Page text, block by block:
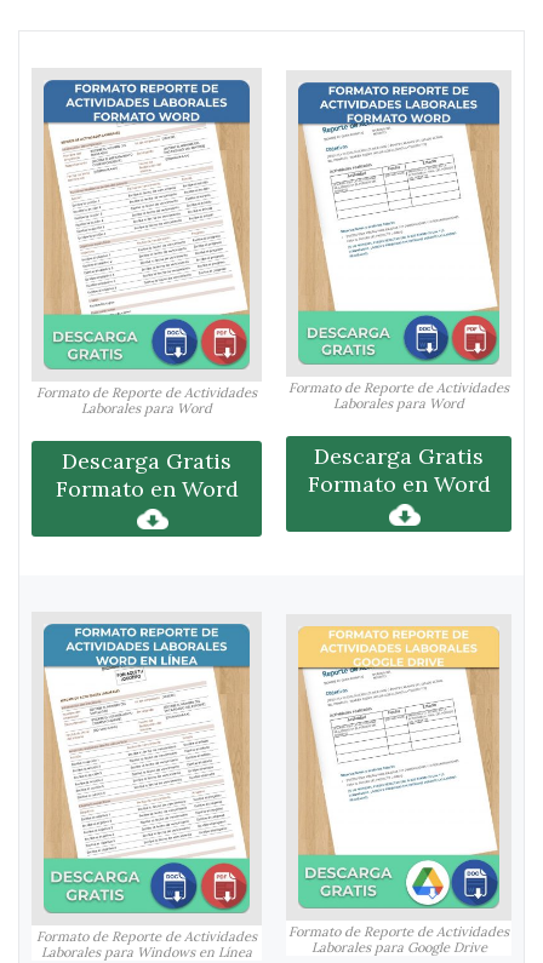
Formato de Reporte de Actividades
Laborales para Word
Descarga Gratis
Formato en Word
Formato de Reporte de Actividades
Laborales para Word
Descarga Gratis
Formato en Word
Formato de Reporte de Actividades
Laborales para Windows en Línea
Formato de Reporte de Actividades
Laborales para Google Drive